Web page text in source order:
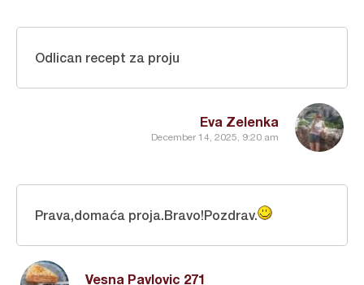
Eva Zelenka
December 14, 2025, 9:20 am
Odlican recept za proju
Vesna Pavlovic 271
Prava,domaća proja.Bravo!Pozdrav.